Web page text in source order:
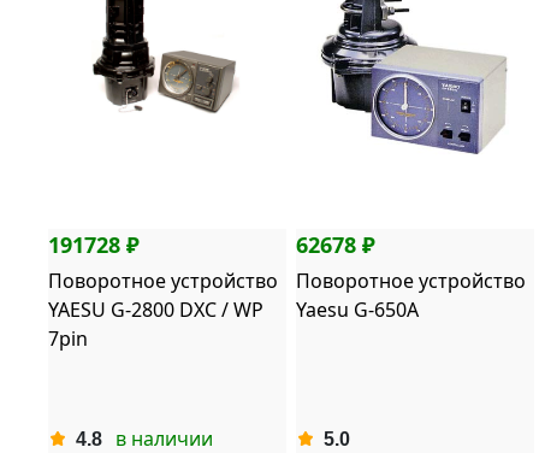
191728 ₽
Поворотное устройство
YAESU G-2800 DXC / WP
7pin
4.8 в наличии
62678 ₽
Поворотное устройство
Yaesu G-650A
5.0